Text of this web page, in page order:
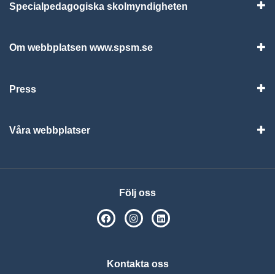
Specialpedagogiska skolmyndigheten
Om webbplatsen www.spsm.se
Press
Våra webbplatser
Följ oss
SPSM på Facebook
SPSM på Instagram
Kontakta oss